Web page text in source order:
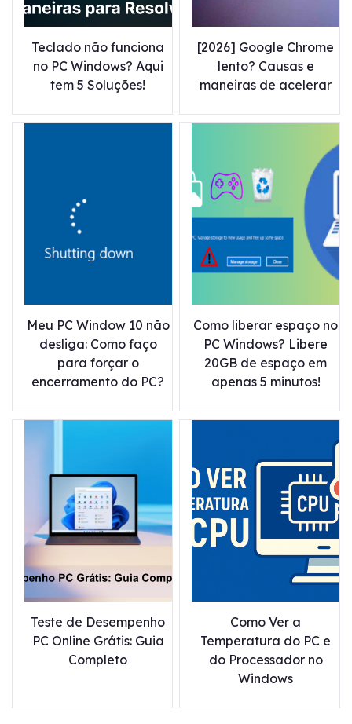
Teclado não funciona
no PC Windows? Aqui
tem 5 Soluções!
[2026] Google Chrome
lento? Causas e
maneiras de acelerar
Meu PC Window 10 não
desliga: Como faço
para forçar o
encerramento do PC?
Como liberar espaço no
PC Windows? Libere
20GB de espaço em
apenas 5 minutos!
Teste de Desempenho
PC Online Grátis: Guia
Completo
Como Ver a
Temperatura do PC e
do Processador no
Windows